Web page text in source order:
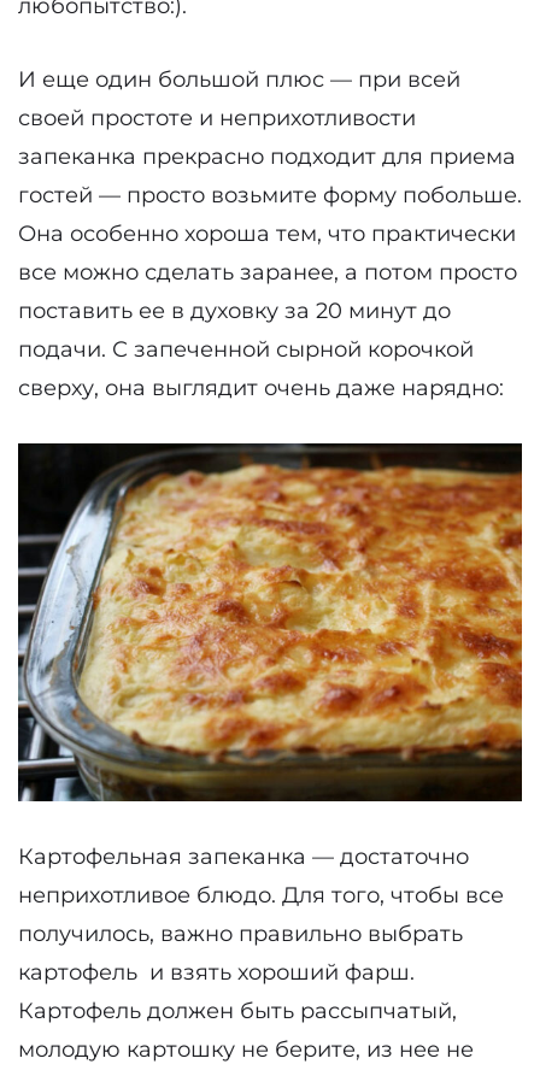
любопытство:).
И еще один большой плюс — при всей
своей простоте и неприхотливости
запеканка прекрасно подходит для приема
гостей — просто возьмите форму побольше.
Она особенно хороша тем, что практически
все можно сделать заранее, а потом просто
поставить ее в духовку за 20 минут до
подачи. С запеченной сырной корочкой
сверху, она выглядит очень даже нарядно:
Картофельная запеканка — достаточно
неприхотливое блюдо. Для того, чтобы все
получилось, важно правильно выбрать
картофель и взять хороший фарш.
Картофель должен быть рассыпчатый,
молодую картошку не берите, из нее не